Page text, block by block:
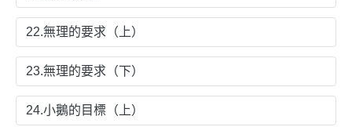
22.無理的要求（上）
23.無理的要求（下）
24.小鵝的目標（上）